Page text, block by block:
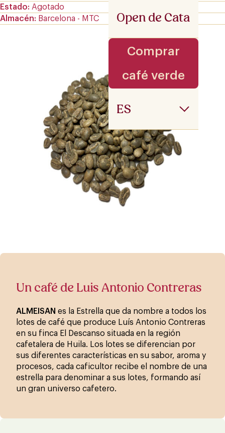
Open de Cata
Comprar
café verde
ES
Estado
Agotado
Almacén
Barcelona - MTC
Un café de Luis Antonio Contreras
ALMEISAN es la Estrella que da nombre a todos los
lotes de café que produce Luís Antonio Contreras
en su finca El Descanso situada en la región
cafetalera de Huila. Los lotes se diferencian por
sus diferentes características en su sabor, aroma y
procesos, cada caficultor recibe el nombre de una
estrella para denominar a sus lotes, formando así
un gran universo cafetero.